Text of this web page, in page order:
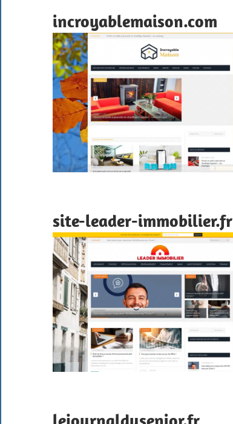
incroyablemaison.com
site-leader-immobilier.fr